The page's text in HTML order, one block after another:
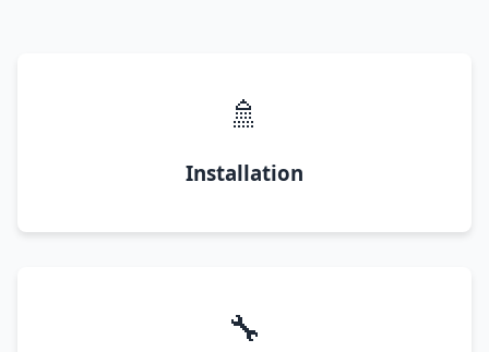
🚿
Installation
🔧